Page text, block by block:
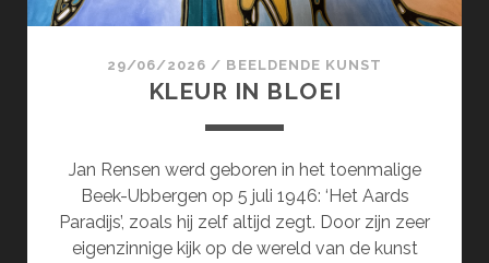
29/06/2026 / BEELDENDE KUNST
KLEUR IN BLOEI
Jan Rensen werd geboren in het toenmalige
Beek-Ubbergen op 5 juli 1946: ‘Het Aards
Paradijs’, zoals hij zelf altijd zegt. Door zijn zeer
eigenzinnige kijk op de wereld van de kunst